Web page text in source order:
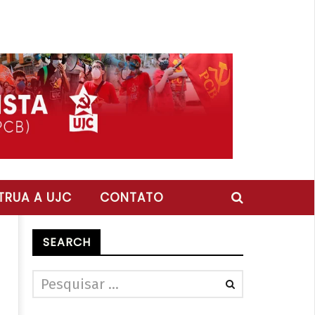
A UJC CONTATO
SEARCH